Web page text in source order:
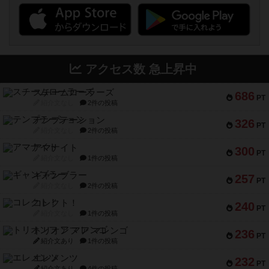
アクセス数 急上昇中
686 PT
スチームローラーズ
2件の投稿
326 PT
テンプテーション
2件の投稿
300 PT
アマナイト
1件の投稿
257 PT
ギャンブラー
2件の投稿
240 PT
コレクト！
1件の投稿
236 PT
トリオンフ ア マレンゴ
紹介文あり 1件の投稿
232 PT
エレメンツ